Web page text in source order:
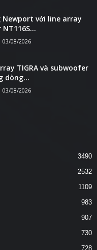
Newport với line array
03/08/2026
TIGRA và subwoofer
dòng...
03/08/2026
3490
2532
1109
983
907
730
728